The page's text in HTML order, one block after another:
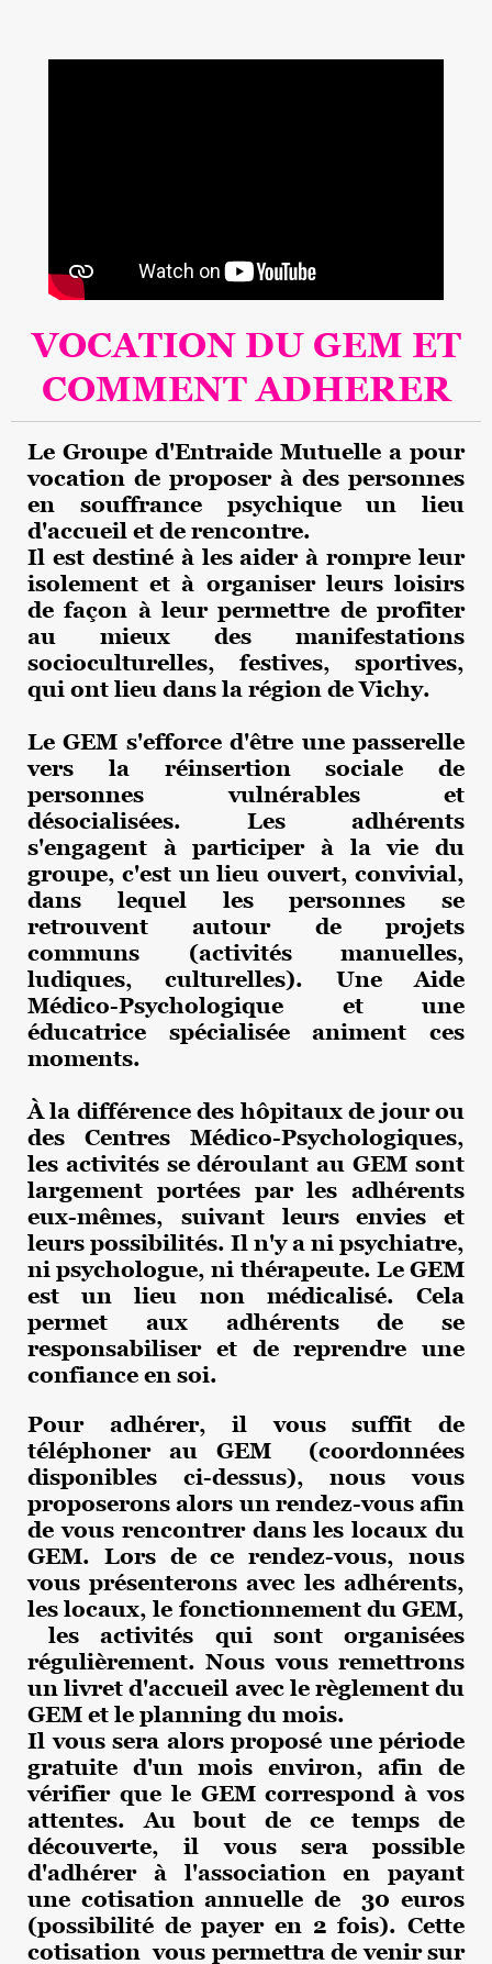
VOCATION DU GEM ET
COMMENT ADHERER
Le Groupe d'Entraide Mutuelle a pour
vocation de proposer à des personnes
en souffrance psychique un lieu
d'accueil et de rencontre.
Il est destiné à les aider à rompre leur
isolement et à organiser leurs loisirs
de façon à leur permettre de profiter
au mieux des manifestations
socioculturelles, festives, sportives,
qui ont lieu dans la région de Vichy.
Le GEM s'efforce d'être une passerelle
vers la réinsertion sociale de
personnes vulnérables et
désocialisées. Les adhérents
s'engagent à participer à la vie du
groupe, c'est un lieu ouvert, convivial,
dans lequel les personnes se
retrouvent autour de projets
communs (activités manuelles,
ludiques, culturelles). Une Aide
Médico-Psychologique et une
éducatrice spécialisée animent ces
moments.
À la différence des hôpitaux de jour ou
des Centres Médico-Psychologiques,
les activités se déroulant au GEM sont
largement portées par les adhérents
eux-mêmes, suivant leurs envies et
leurs possibilités. Il n'y a ni psychiatre,
ni psychologue, ni thérapeute. Le GEM
est un lieu non médicalisé. Cela
permet aux adhérents de se
responsabiliser et de reprendre une
confiance en soi.
Pour adhérer, il vous suffit de
téléphoner au GEM (coordonnées
disponibles ci-dessus), nous vous
proposerons alors un rendez-vous afin
de vous rencontrer dans les locaux du
GEM. Lors de ce rendez-vous, nous
vous présenterons avec les adhérents,
les locaux, le fonctionnement du GEM,
les activités qui sont organisées
régulièrement. Nous vous remettrons
un livret d'accueil avec le règlement du
GEM et le planning du mois.
Il vous sera alors proposé une période
gratuite d'un mois environ, afin de
vérifier que le GEM correspond à vos
attentes. Au bout de ce temps de
découverte, il vous sera possible
d'adhérer à l'association en payant
une cotisation annuelle de
30euros
(possibilité de payer en 2 fois). Cette
cotisation vous permettra de venir sur